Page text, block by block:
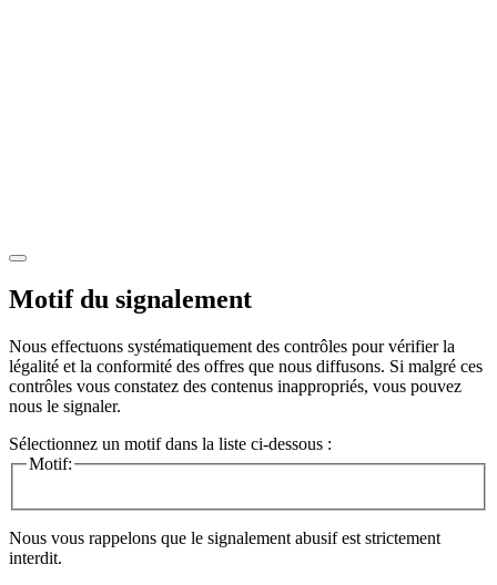
Motif du signalement
Nous effectuons systématiquement des contrôles pour vérifier la
légalité et la conformité des offres que nous diffusons. Si malgré ces
contrôles vous constatez des contenus inappropriés, vous pouvez
nous le signaler.
Sélectionnez un motif dans la liste ci-dessous :
Motif:
Nous vous rappelons que le signalement abusif est strictement
interdit.